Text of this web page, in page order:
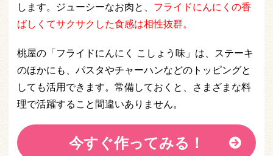
します。ジューシーなお肉と、 フライドにんにくの香
ばしくてサクサクした食感は相性抜群。
桃屋の「フライドにんにく こしょう味」は、ステーキ
のほかにも、パスタやチャーハンなどのトッピングと
しても活用できます。常備しておくと、さまざまな料
理で活躍すること間違いありません。
今すぐ作ってみる！